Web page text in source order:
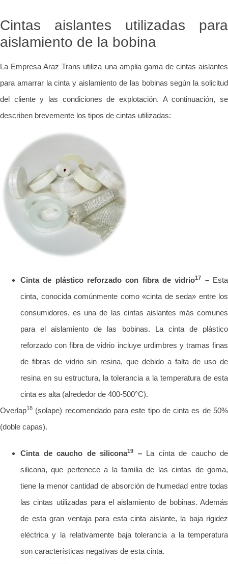
Cintas aislantes utilizadas para
aislamiento de la bobina
La Empresa Araz Trans utiliza una amplia gama de cintas aislantes
para amarrar la cinta y aislamiento de las bobinas según la solicitud
del cliente y las condiciones de explotación. A continuación, se
describen brevemente los tipos de cintas utilizadas:
Cinta de plástico reforzado con fibra de vidrio17 – Esta
cinta, conocida comúnmente como «cinta de seda» entre los
consumidores, es una de las cintas aislantes más comunes
para el aislamiento de las bobinas. La cinta de plástico
reforzado con fibra de vidrio incluye urdimbres y tramas finas
de fibras de vidrio sin resina, que debido a falta de uso de
resina en su estructura, la tolerancia a la temperatura de esta
cinta es alta (alrededor de 400-500°C).
Overlap18 (solape) recomendado para este tipo de cinta es de 50%
(doble capas).
Cinta de caucho de silicona19 – La cinta de caucho de
silicona, que pertenece a la familia de las cintas de goma,
tiene la menor cantidad de absorción de humedad entre todas
las cintas utilizadas para el aislamiento de bobinas. Además
de esta gran ventaja para esta cinta aislante, la baja rigidez
eléctrica y la relativamente baja tolerancia a la temperatura
son características negativas de esta cinta.